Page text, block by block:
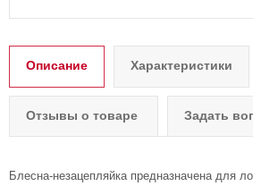
Описание Характеристики
Отзывы о товаре Задать
Блесна-незацепляйка предназначена для